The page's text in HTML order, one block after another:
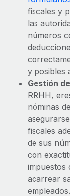
fiscales y
las
números
y posibles
Gestión
RRHH,
nóminas
fiscales
de sus
con
impuestos
acarrear
empleados.